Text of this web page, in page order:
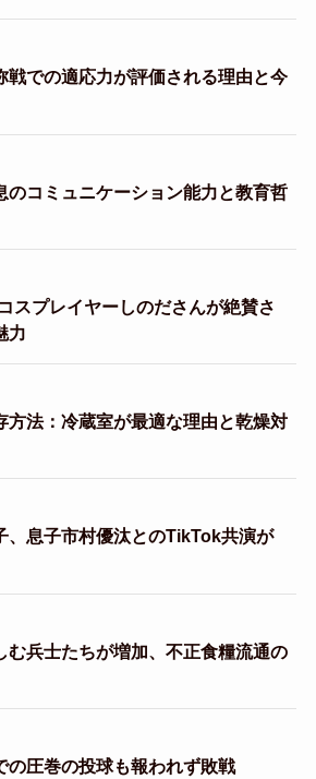
戦での適応力が評価される理由と今
のコミュニケーション能力と教育哲
スプレイヤーしのださんが絶賛さ
力
方法：冷蔵室が最適な理由と乾燥対
、息子市村優汰とのTikTok共演が
む兵士たちが増加、不正食糧流通の
の圧巻の投球も報われず敗戦